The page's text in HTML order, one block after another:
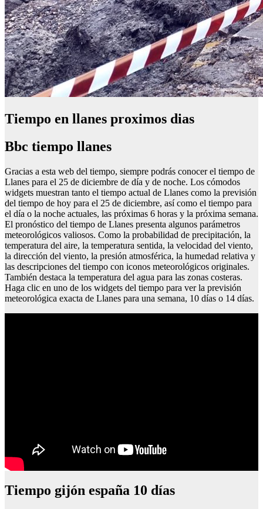
Tiempo en llanes proximos dias
Bbc tiempo llanes
Gracias a esta web del tiempo, siempre podrás conocer el tiempo de
Llanes para el 25 de diciembre de día y de noche. Los cómodos
widgets muestran tanto el tiempo actual de Llanes como la previsión
del tiempo de hoy para el 25 de diciembre, así como el tiempo para
el día o la noche actuales, las próximas 6 horas y la próxima semana.
El pronóstico del tiempo de Llanes presenta algunos parámetros
meteorológicos valiosos. Como la probabilidad de precipitación, la
temperatura del aire, la temperatura sentida, la velocidad del viento,
la dirección del viento, la presión atmosférica, la humedad relativa y
las descripciones del tiempo con iconos meteorológicos originales.
También destaca la temperatura del agua para las zonas costeras.
Haga clic en uno de los widgets del tiempo para ver la previsión
meteorológica exacta de Llanes para una semana, 10 días o 14 días.
Tiempo gijón españa 10 días